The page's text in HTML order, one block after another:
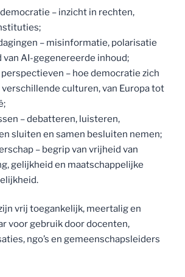
– inzicht in rechten,
– misinformatie, polarisatie
van AI-gegenereerde inhoud;
– hoe democratie zich
culturen, van Europa tot
– debatteren, luisteren,
sluiten en samen besluiten nemen;
– begrip van vrijheid van
gelijkheid en maatschappelijke
vrij toegankelijk, meertalig en
voor gebruik door docenten,
ngo’s en gemeenschapsleiders